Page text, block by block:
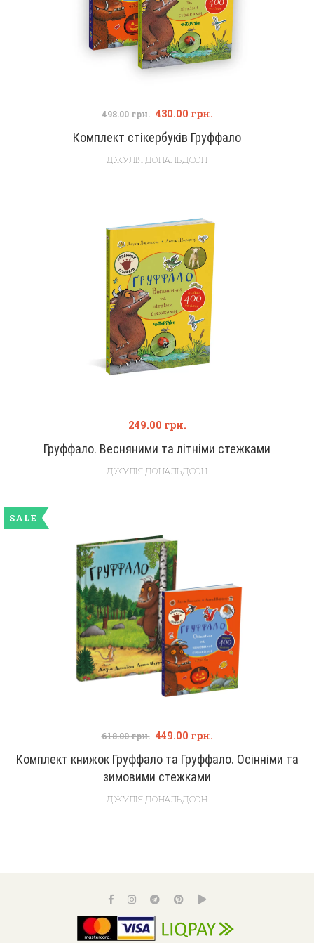
Комплект стікербуків Груффало
498.00грн. 430.00 грн.
ДЖУЛІЯ ДОНАЛЬДСОН
Груффало. Весняними та літніми стежками
249.00 грн.
ДЖУЛІЯ ДОНАЛЬДСОН
SALE
Комплект книжок Груффало та Груффало. Осінніми та
зимовими стежками
618.00грн. 449.00 грн.
ДЖУЛІЯ ДОНАЛЬДСОН